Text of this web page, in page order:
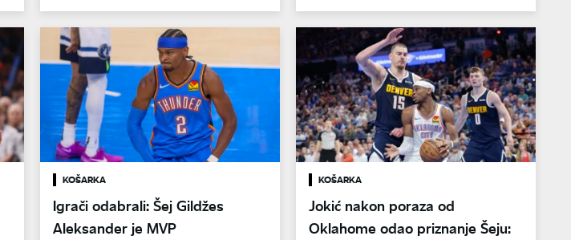
KOŠARKA
Igrači odabrali: Šej Gildžes
Aleksander je MVP
KOŠARKA
Jokić nakon poraza od
Oklahome odao priznanje Šeju: